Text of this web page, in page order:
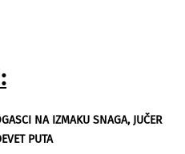
NA IZMAKU SNAGA, JUČER
PUTA